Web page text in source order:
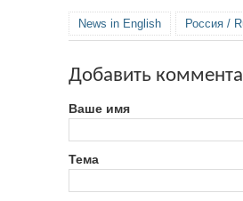
News in English Россия /
Добавить
Ваше имя
Тема